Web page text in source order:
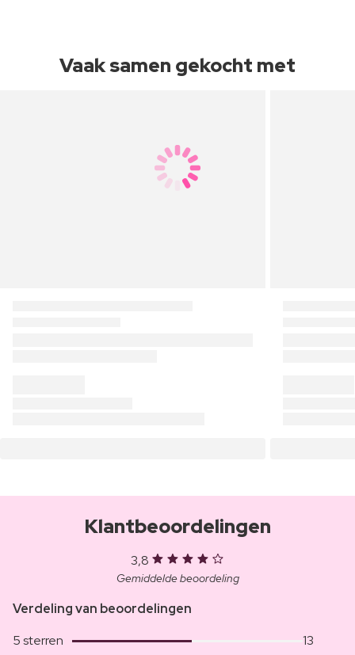
Vaak samen gekocht met
Klantbeoordelingen
3,8
Gemiddelde beoordeling
Verdeling van beoordelingen
5 sterren
13